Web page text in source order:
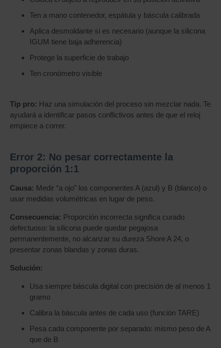
Ten a mano contenedor, espátula y báscula calibrada
Aplica desmoldante si es necesario (aunque la silicona
IGUM tiene baja adherencia)
Protege la superficie de trabajo
Ten cronómetro visible
Tip pro: Haz una simulación del proceso sin mezclar nada. Te
ayudará a identificar pasos conflictivos antes de que el reloj
empiece a correr.
Error 2: No pesar correctamente la
proporción 1:1
Causa: Medir “a ojo” los componentes A (azul) y B (blanco) o
usar medidas volumétricas en lugar de peso.
Consecuencia: Proporción incorrecta significa curado
defectuoso: la silicona puede quedar pegajosa
permanentemente, no alcanzar su dureza Shore A 24, o
presentar zonas blandas y zonas duras.
Solución:
Usa siempre báscula digital con precisión de al menos 1
gramo
Calibra la báscula antes de cada uso (función TARE)
Pesa cada componente por separado: mismo peso de A
que de B